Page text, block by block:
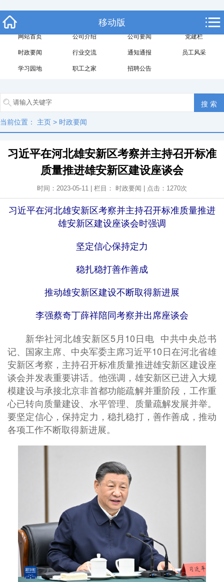
移动版
网站首页 公司介绍 公司要闻 党建栏
时政要闻 行业交流 通知通报 员工风采
学习园地 职工之家 招聘公告
当前位置： 主页 > 时政要闻
习近平在河北雄安新区考察并主持召开标准
质量推进雄安新区建设座谈会
时间：2023-05-11 | 栏目： 时政要闻 | 点击： 1270次
习近平在河北雄安新区考察并主持召开标准质量推进
雄安新区建设座谈会时强调
坚定信心保持定力
稳扎稳打善作善成
推动雄安新区建设不断取得新进展
李强蔡奇丁薛祥陪同考察并出席座谈会
新华社河北雄安新区5月10日电 中共中央总书
记、国家主席、中央军委主席习近平10日在河北省雄
安新区考察，主持召开标准质量推进雄安新区建设座
谈会并发表重要讲话。他强调，雄安新区已进入大规
模建设与承接北京非首都功能疏解并重阶段，工作重
心已转向质量建设、水平管理、质量疏解发展并举。
要坚定信心，保持定力，稳扎稳打，善作善成，推动
各项工作不断取得新进展。